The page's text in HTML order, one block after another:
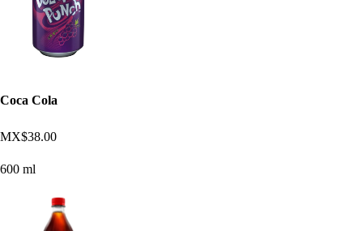
Coca Cola
MX$38.00
600 ml